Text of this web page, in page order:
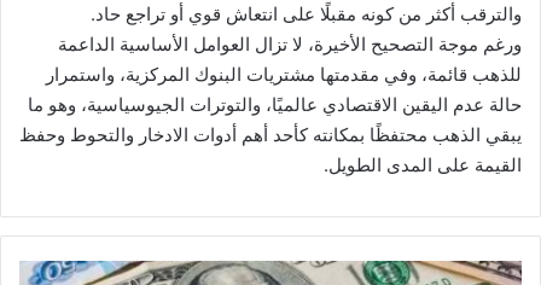
والترقب أكثر من كونه مقبلًا على انتعاش قوي أو تراجع حاد.
ورغم موجة التصحيح الأخيرة، لا تزال العوامل الأساسية الداعمة
للذهب قائمة، وفي مقدمتها مشتريات البنوك المركزية، واستمرار
حالة عدم اليقين الاقتصادي عالميًا، والتوترات الجيوسياسية، وهو ما
يبقي الذهب محتفظًا بمكانته كأحد أهم أدوات الادخار والتحوط وحفظ
القيمة على المدى الطويل.
"الدولار"